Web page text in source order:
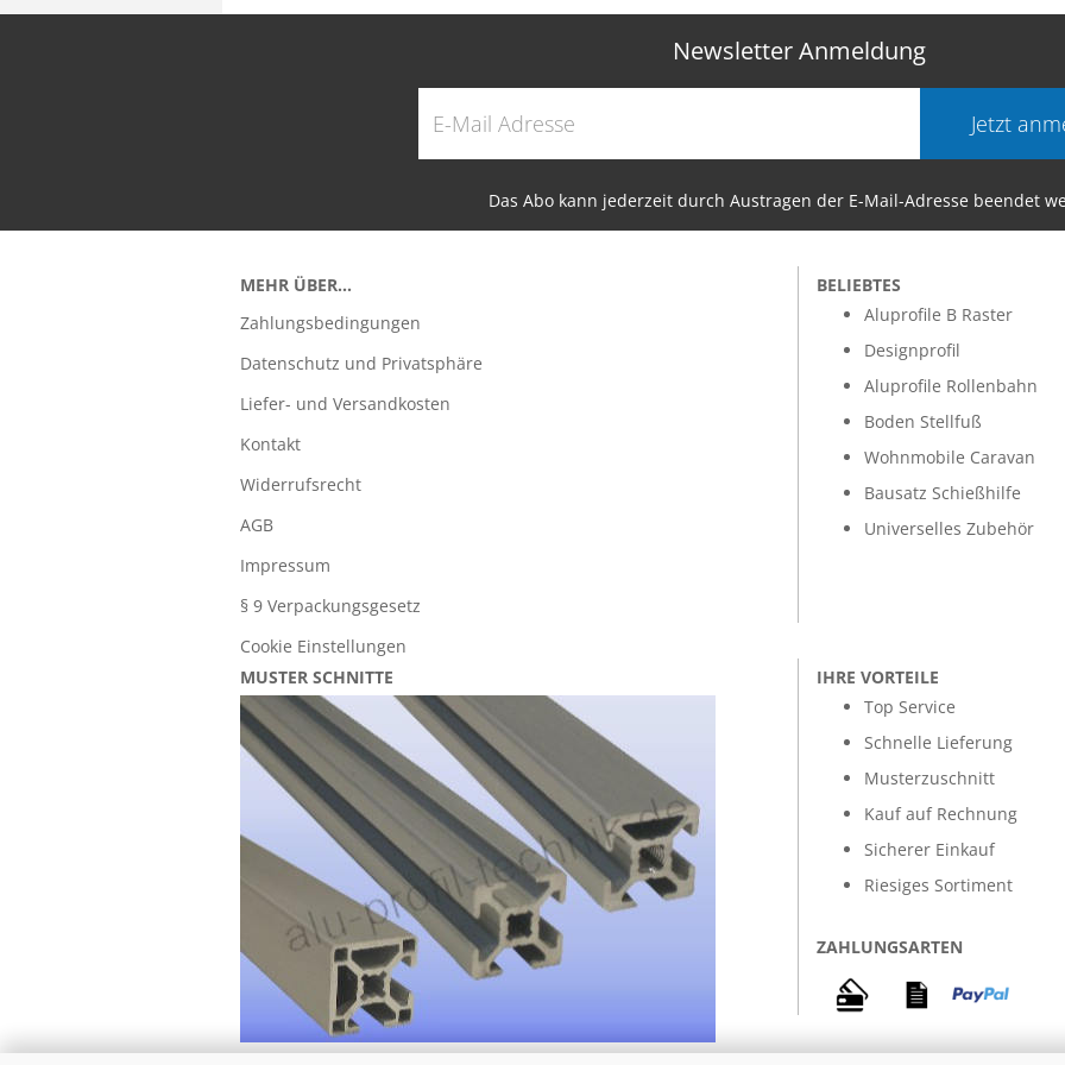
Newsletter Anmeldung
Jetzt
Das Abo kann jederzeit durch Austragen der E-Mail-Adresse beendet
MEHR ÜBER...
Zahlungsbedingungen
Datenschutz und Privatsphäre
Liefer- und Versandkosten
Kontakt
Widerrufsrecht
AGB
Impressum
§ 9 Verpackungsgesetz
Cookie Einstellungen
BELIEBTES
Aluprofile B Raster
Designprofil
Aluprofile Rollenbahn
Boden Stellfuß
Wohnmobile Caravan
Bausatz Schießhilfe
Universelles Zubehör
MUSTER SCHNITTE
IHRE VORTEILE
Top Service
Schnelle Lieferung
Musterzuschnitt
Kauf auf Rechnung
Sicherer Einkauf
Riesiges Sortiment
ZAHLUNGSARTEN